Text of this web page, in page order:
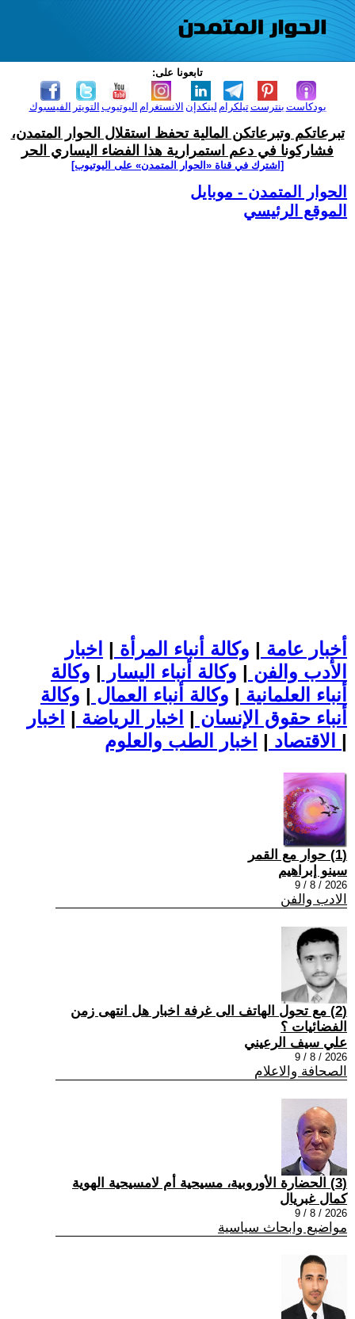
تابعونا على:
الفيسبوك التويتر اليوتيوب الانستغرام لينكدإن تيلكرامبنترست بودكاست
تبرعاتكم وتبرعاتكن المالية تحفظ استقلال الحوار المتمدن،
فشاركونا في دعم استمرارية هذا الفضاء اليساري الحر
[اشترك في قناة ‫«الحوار المتمدن» على اليوتيوب]
الحوار المتمدن - موبايل
الموقع الرئيسي
أخبار عامة | وكالة أنباء المرأة | اخبار
الأدب والفن | وكالة أنباء اليسار | وكالة
أنباء العلمانية | وكالة أنباء العمال | وكالة
أنباء حقوق الإنسان | اخبار الرياضة | اخبار
الاقتصاد | |
(1) حوار مع القمر
سينو إبراهيم
2026 / 8 / 9
الادب والفن
(2) مع تحول الهاتف الى غرفة اخبار هل انتهى زمن
الفضائيات ؟
علي سيف الرعيني
2026 / 8 / 9
الصحافة والاعلام
(3) الحضارة الأوروبية، مسيحية أم لامسيحية الهوية
كمال غبريال
2026 / 8 / 9
مواضيع وابحاث سياسية